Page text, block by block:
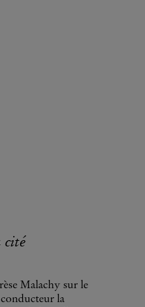
cité
Malachy sur le
la